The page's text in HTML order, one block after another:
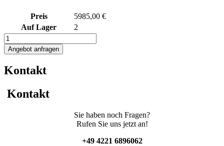
Preis
5985,00 €
Auf Lager
2
1533L
heiz-/kühlbarer
Edelstahlbehälter
Thermoplate
Propellerrührwerk
Menge
Angebot anfragen
Kontakt
Kontakt
Sie haben noch Fragen?
Rufen Sie uns jetzt an!
+49 4221 6896062